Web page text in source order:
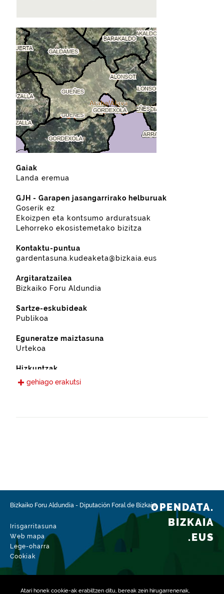
Atari honek cookie-ak erabiltzen ditu, bereak zein hirugarrenenak,
Gaiak
Landa eremua
GJH - Garapen jasangarrirako helburuak
Goserik ez
Ekoizpen eta kontsumo arduratsuak
Lehorreko ekosistemetako bizitza
Kontaktu-puntua
gardentasuna.kudeaketa@bizkaia.eus
Argitaratzailea
Bizkaiko Foru Aldundia
Sartze-eskubideak
Publikoa
Eguneratze maiztasuna
Urtekoa
Hizkuntzak
Gaztelania
Datu-multzoaren aldaketa-data
2026-02-15
gehiago erakutsi
Bizkaiko Foru Aldundia - Diputación Foral de Bizkaia
Irisgarritasuna
Web mapa
Lege-oharra
Cookiak
OPENDATA.
BIZKAIA
.EUS